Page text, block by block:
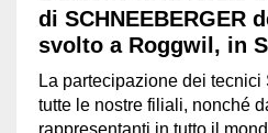
di SCHNEEBERGER
svolto a Roggwil, in
La partecipazione dei
tutte le nostre filiali, nonché
rappresentanti in tutto il